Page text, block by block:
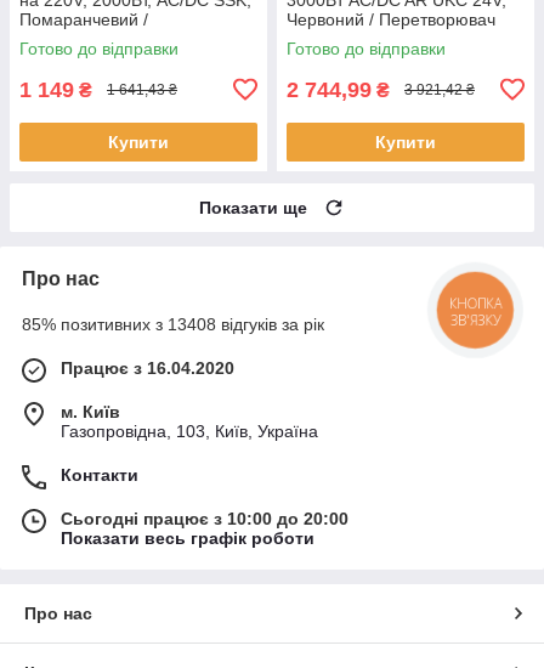
Помаранчевий /
Автомобільний інвертор /
Автоінвертор
Готово до відправки
1 149 ₴ 1 641,43 ₴
Купити
Червоний / Перетворювач
напруги
Готово до відправки
2 744,99 ₴ 3 921,42 ₴
Купити
Показати ще
Про нас
85% позитивних з 13408 відгуків за рік
Працює з 16.04.2020
м. Київ
Газопровідна, 103, Київ, Україна
Контакти
Сьогодні працює з 10:00 до 20:00
Показати весь графік роботи
Про нас
КНОПКА
ЗВ'ЯЗКУ